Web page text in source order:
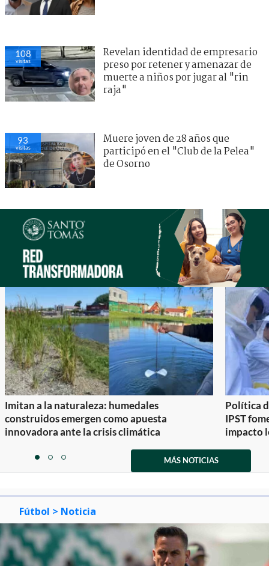
108
visitas
Revelan identidad de empresario
preso por retener y amenazar de
muerte a niños por jugar al "rin
raja"
93
visitas
Muere joven de 28 años que
participó en el "Club de la Pelea"
de Osorno
Imitan a la naturaleza: humedales
construidos emergen como apuesta
innovadora ante la crisis climática
Política
IPST
impacto
itemitemitem
MÁS NOTICIAS
Fútbol > Noticia